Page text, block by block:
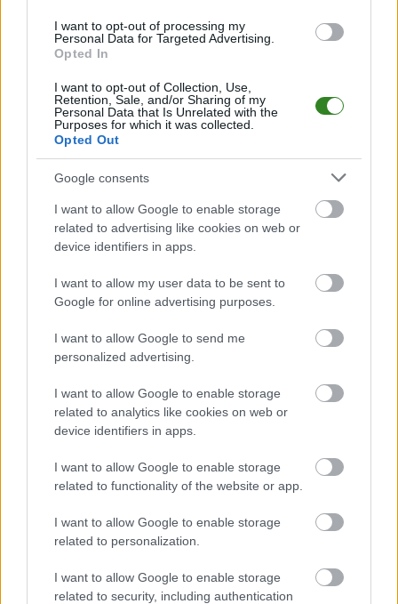
I want to opt-out of processing my
Personal Data for Targeted Advertising.
Opted In
I want to opt-out of Collection, Use,
Retention, Sale, and/or Sharing of my
Personal Data that Is Unrelated with the
Purposes for which it was collected.
Opted Out
Google consents
I want to allow Google to enable storage
related to advertising like cookies on web or
device identifiers in apps.
I want to allow my user data to be sent to
Google for online advertising purposes.
I want to allow Google to send me
personalized advertising.
I want to allow Google to enable storage
related to analytics like cookies on web or
device identifiers in apps.
I want to allow Google to enable storage
related to functionality of the website or app.
I want to allow Google to enable storage
related to personalization.
I want to allow Google to enable storage
related to security, including authentication
Polonia Przemyśl bez
bramek w pierwszym
letnim sparingu
KOMENTARZE
Uwaga!
Teraz komentarze są domyślnie ukryte, aby poprawić
„Zobacz komentarze”, aby je wyświetlić i dołączyć do
dyskusji.
Zobacz komentarze
NASTĘPNY ARTYKUŁ
2026-07-04 13:21
Stal Mielec lepsza od Sandecji. Kolejna
Asseco Resovia| Developres Rzeszów |ITA TOOLS Stal Mielec
Cellfast Wilki Krosno|Texom Stal Rzeszów|Stal Mielec